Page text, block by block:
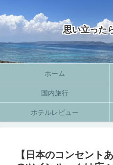
思い立った
ホーム
国内旅行
ホテルレビュー
【日本のコンセント